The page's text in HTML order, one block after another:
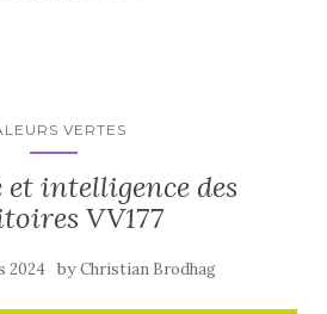
VERTES
intelligence des
VV177
2024 byChristian Brodhag